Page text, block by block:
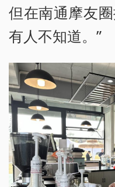
但在南通摩友圈
有人不知道。”